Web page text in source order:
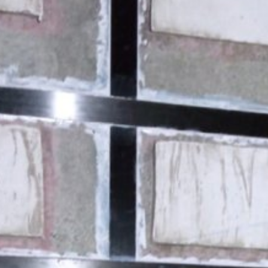
incluida la dirección IP, se
enlace:
Se establecerá una cookie de
del servicio.
de prestación de servicios entre MC y
de la legislación.
San Bruno, CA 94066, Estados
se establece automáticamente una
visitadas por usted. Si ha
de navegación de su perfil. Si no
navega por nuestro sitio.